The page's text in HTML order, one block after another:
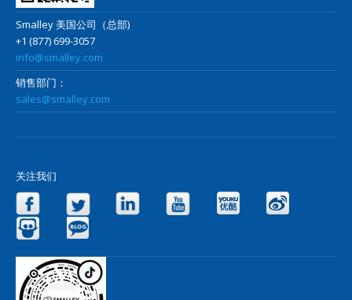
Smalley 美国公司（总部)
+1 (877) 699-3057
info@smalley.com
销售部门：
sales@smalley.com
关注我们
Facebook Twitter LinkedIn YouTube